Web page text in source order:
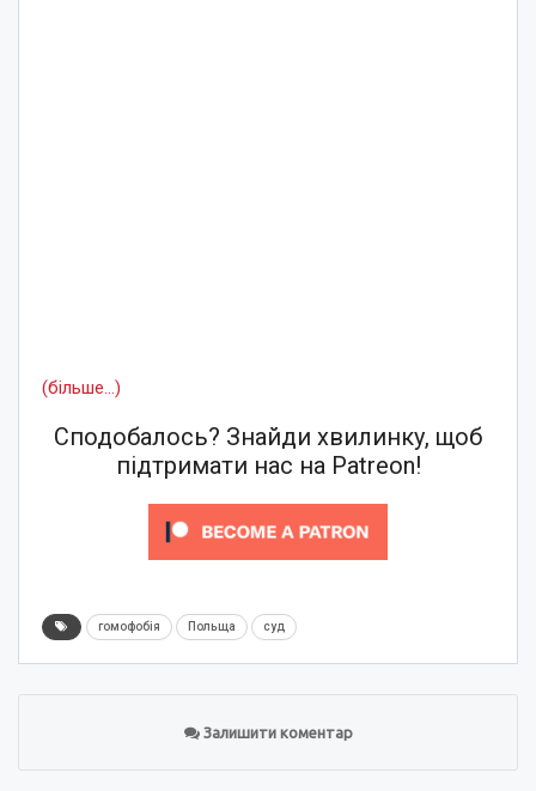
(більше…)
Сподобалось? Знайди хвилинку, щоб
підтримати нас на Patreon!
гомофобія Польща суд
Залишити коментар